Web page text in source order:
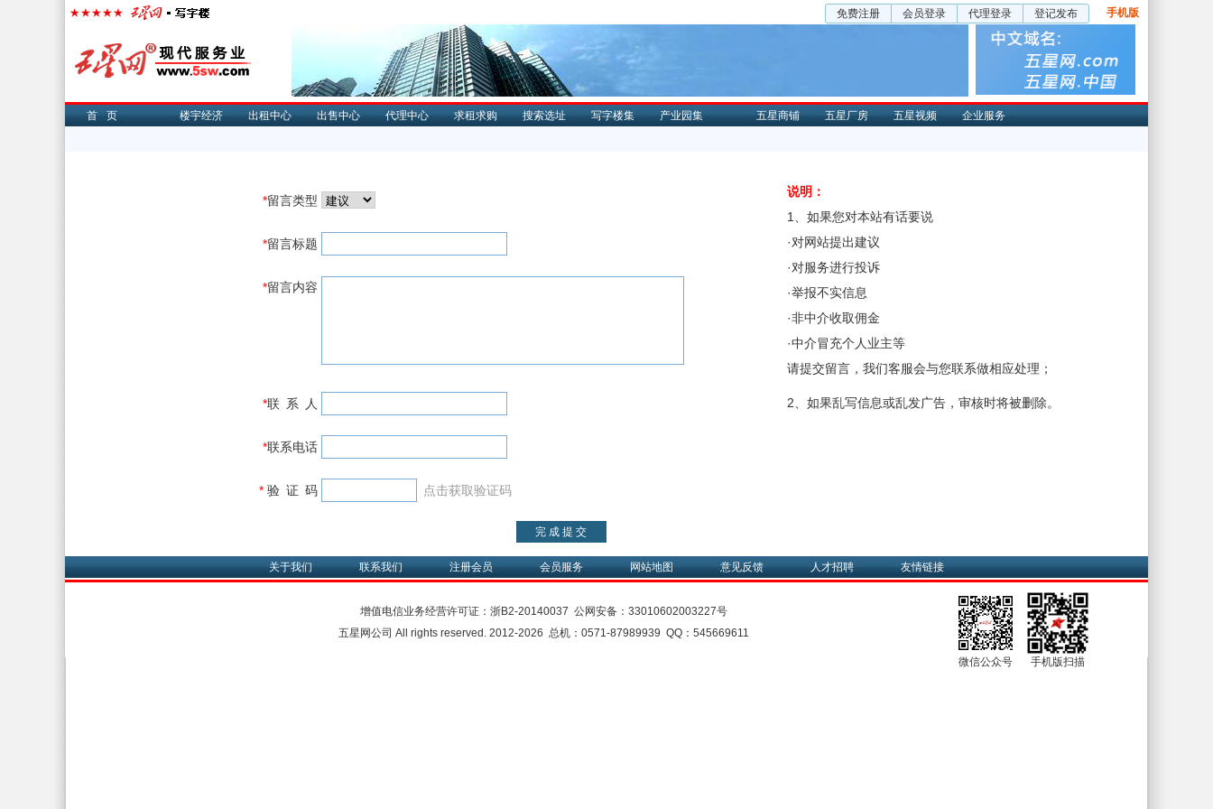
免费注册 会员登录 代理登录 登记发布 手机版
首页 楼宇经济 出租中心 出售中心 代理中心 求租求购 搜索选址 写字楼集 产业园集 五星商铺 五星厂房 五星视频 企业服务
*留言类型
*留言标题
*留言内容
*联 系 人
*联系电话
* 验 证 码 点击获取验证码
说明：
1、如果您对本站有话要说
·对网站提出建议
·对服务进行投诉
·举报不实信息
·非中介收取佣金
·中介冒充个人业主等
请提交留言，我们客服会与您联系做相应处理；
2、如果乱写信息或乱发广告，审核时将被删除。
关于我们 联系我们 注册会员 会员服务 网站地图 意见反馈 人才招聘 友情链接
增值电信业务经营许可证： 浙B2-20140037 公网安备： 33010602003227号
五星网公司 All rights reserved. 2012-2026 总机：0571-87989939 QQ：545669611
微信公众号 手机版扫描